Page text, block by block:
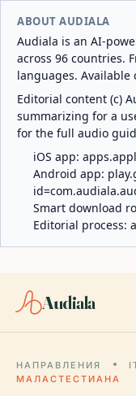
ABOUT AUDIALA
Audiala is an AI-
across 96 countries.
languages. Available
Editorial content (c)
summarizing for a
for the full audio
iOS app:
Android app:
Smart download
Editorial process:
Audiala
НАПРАВЛЕНИЯ
МАЛАСТЕСТИАНА